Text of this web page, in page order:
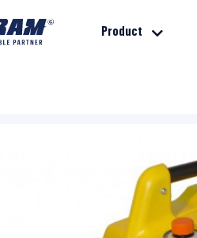
Product